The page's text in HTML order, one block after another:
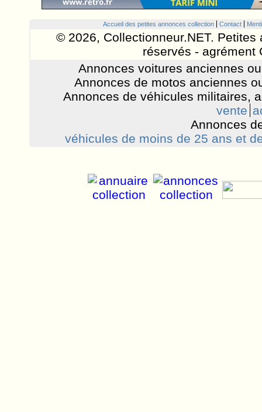
Accueil des petites annonces collection Contact
© 2026, Collectionneur.NET.
réservés - agrément
Annonces voitures anciennes
Annonces de motos anciennes
Annonces de véhicules militaires,
vente
Annonces
véhicules de moins de 25 ans et